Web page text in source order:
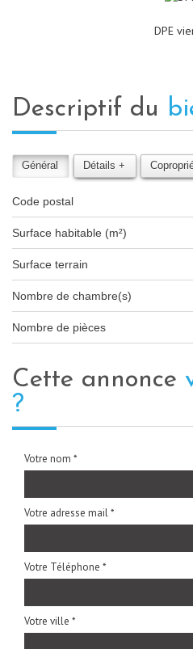
DPE
descriptif du
Général Détails +
Code postal
Surface habitable (m²)
surface terrain
Nombre de chambre(s)
Nombre de pièces
cette annonce
?
Votre nom *
Votre adresse mail *
Votre Téléphone *
Votre ville *